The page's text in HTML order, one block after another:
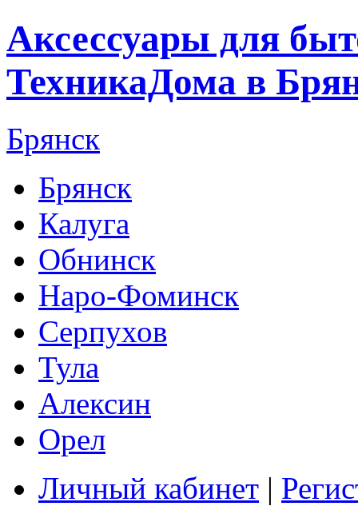
Аксессуары для
ТехникаДома в
Брянск
Брянск
Калуга
Обнинск
Наро-Фоминск
Серпухов
Тула
Алексин
Орел
Личный кабинет |